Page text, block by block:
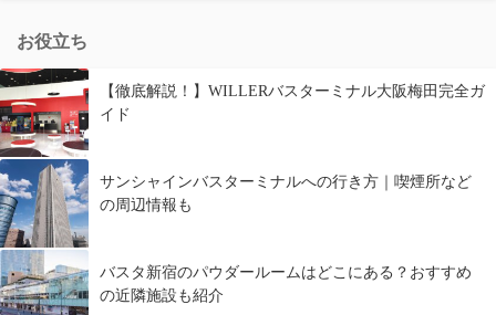
お役立ち
【徹底解説！】WILLERバスターミナル大阪梅田完全ガ
イド
サンシャインバスターミナルへの行き方｜喫煙所など
の周辺情報も
バスタ新宿のパウダールームはどこにある？おすすめ
の近隣施設も紹介